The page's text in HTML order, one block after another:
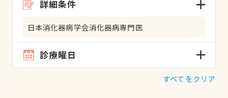
詳細条件
日本消化器病学会消化器病専門医
診療曜日
すべてをクリア